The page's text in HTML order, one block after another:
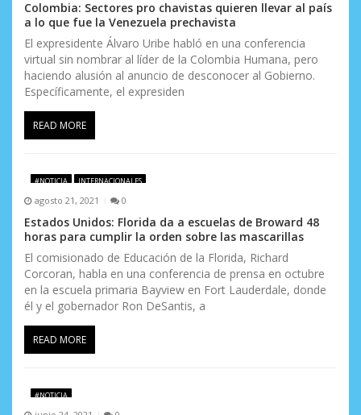
Colombia: Sectores pro chavistas quieren llevar al país
a lo que fue la Venezuela prechavista
El expresidente Álvaro Uribe habló en una conferencia
virtual sin nombrar al líder de la Colombia Humana, pero
haciendo alusión al anuncio de desconocer al Gobierno.
Específicamente, el expresiden
READ MORE
#NOTICIA INTERNACIONALES
agosto 21, 2021 0
Estados Unidos: Florida da a escuelas de Broward 48
horas para cumplir la orden sobre las mascarillas
El comisionado de Educación de la Florida, Richard
Corcoran, habla en una conferencia de prensa en octubre
en la escuela primaria Bayview en Fort Lauderdale, donde
él y el gobernador Ron DeSantis, a
READ MORE
#NOTICIA